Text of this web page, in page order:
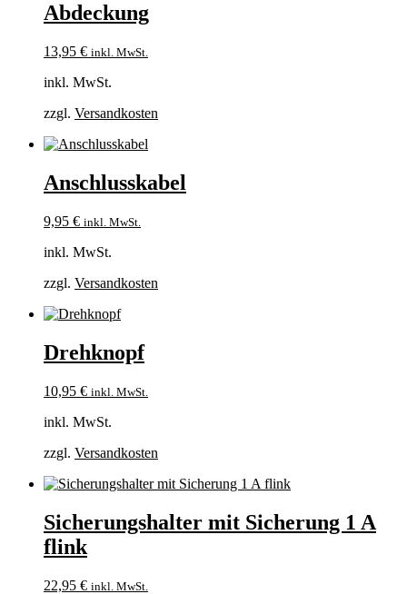
Abdeckung
13,95 € inkl. MwSt.
inkl. MwSt.
zzgl. Versandkosten
Anschlusskabel
9,95 € inkl. MwSt.
inkl. MwSt.
zzgl. Versandkosten
Drehknopf
10,95 € inkl. MwSt.
inkl. MwSt.
zzgl. Versandkosten
Sicherungshalter mit Sicherung 1 A
flink
22,95 € inkl. MwSt.